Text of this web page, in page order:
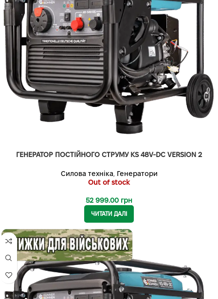
ГЕНЕРАТОР ПОСТІЙНОГО СТРУМУ KS 48V-DC VERSION 2
Силова техніка, Генератори
Out of stock
52 999.00 грн
ЧИТАТИ ДАЛІ